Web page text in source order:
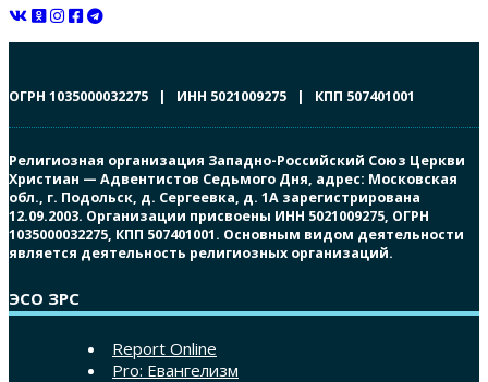
ОГРН 1035000032275 | ИНН 5021009275 | КПП 507401001
Религиозная организация Западно-Российский Союз Церкви
Христиан — Адвентистов Седьмого Дня, адрес: Московская
обл., г. Подольск, д. Сергеевка, д. 1А зарегистрирована
12.09.2003. Организации присвоены ИНН 5021009275, ОГРН
1035000032275, КПП 507401001. Основным видом деятельности
является деятельность религиозных организаций.
ЭСО ЗРС
Report Online
Pro: Евангелизм